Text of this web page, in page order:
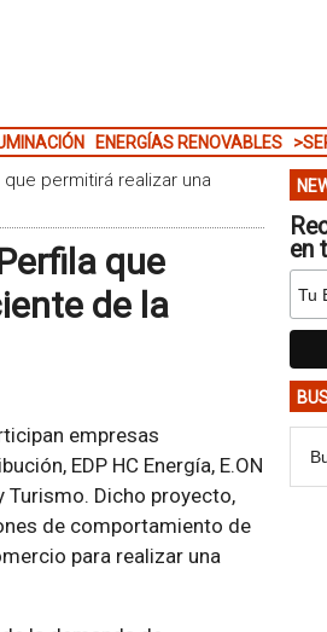
ENERGÍAS RENOVABLES
permitirá realizar una
que
de la
empresas
EDP HC Energía, E.ON
Turismo. Dicho proyecto,
de comportamiento de
para realizar una
en